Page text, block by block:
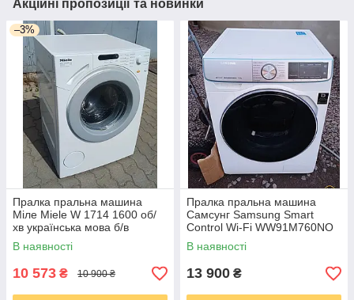
Акційні пропозиції та новинки
–3%
Пралка пральна машина
Міле Miele W 1714 1600 об/
хв українська мова б/в
вживана Made in Germany
В наявності
10 573 ₴ 10 900 ₴
Пралка пральна машина
Самсунг Samsung Smart
Control Wi-Fi WW91M760NO
9 кг 1600 о б/хв інвертор
стиральная машина б/у
В наявності
13 900 ₴